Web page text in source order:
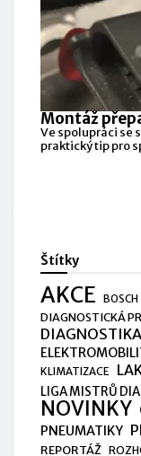
Montáž
Ve spolupráci se
praktický tip pro
Štítky
AKCE BOSCH
DIAGNOSTICKÁ
DIAGNOSTIKA
KLIMATIZACE
LIGA MISTRŮ
NOVINKY
PNEUMATIKY
REPORTÁŽ